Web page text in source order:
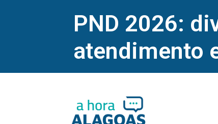
PND 2026:
atendimento